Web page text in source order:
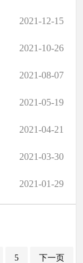
2021-12-15
2021-10-26
2021-08-07
2021-05-19
2021-04-21
2021-03-30
2021-01-29
5 下一页